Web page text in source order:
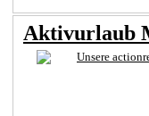
Aktivurlaub
Unsere